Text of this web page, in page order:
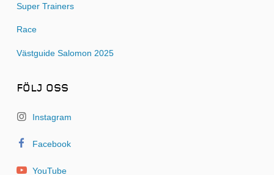
Super Trainers
Race
Västguide Salomon 2025
FÖLJ OSS
Instagram
Facebook
YouTube